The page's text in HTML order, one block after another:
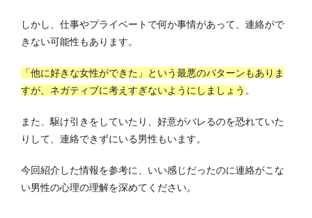
しかし、仕事やプライベートで何か事情があって、連絡がで
きない可能性もあります。
「他に好きな女性ができた」という最悪のパターンもありま
すが、ネガティブに考えすぎないようにしましょう 。
また、駆け引きをしていたり、好意がバレるのを恐れていた
りして、連絡できずにいる男性もいます。
今回紹介した情報を参考に、いい感じだったのに連絡がこな
い男性の心理の理解を深めてください。